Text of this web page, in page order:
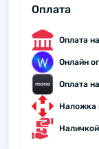
Оплата
Оплата
Онлайн
Оплата
Наложка